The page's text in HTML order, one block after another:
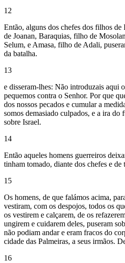
12
Então, alguns dos chefes dos filhos
de Joanan, Baraquias, filho de
Selum, e Amasa, filho de Adali,
da batalha.
13
e disseram-lhes: Não introduzais aqui
pequemos contra o Senhor. Por que
dos nossos pecados e cumular a
somos demasiado culpados, e a ira do
sobre Israel.
14
Então aqueles homens guerreiros
tinham tomado, diante dos chefes e de
15
Os homens, de que falámos acima,
vestiram, com os despojos, todos os
os vestirem e calçarem, de os
ungirem e cuidarem deles, puseram
não podiam andar e eram fracos do
cidade das Palmeiras, a seus irmãos.
16